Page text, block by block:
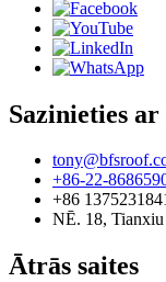
Sazinieties ar
+86-22-
+86
NĒ. 18,
Ātrās saites